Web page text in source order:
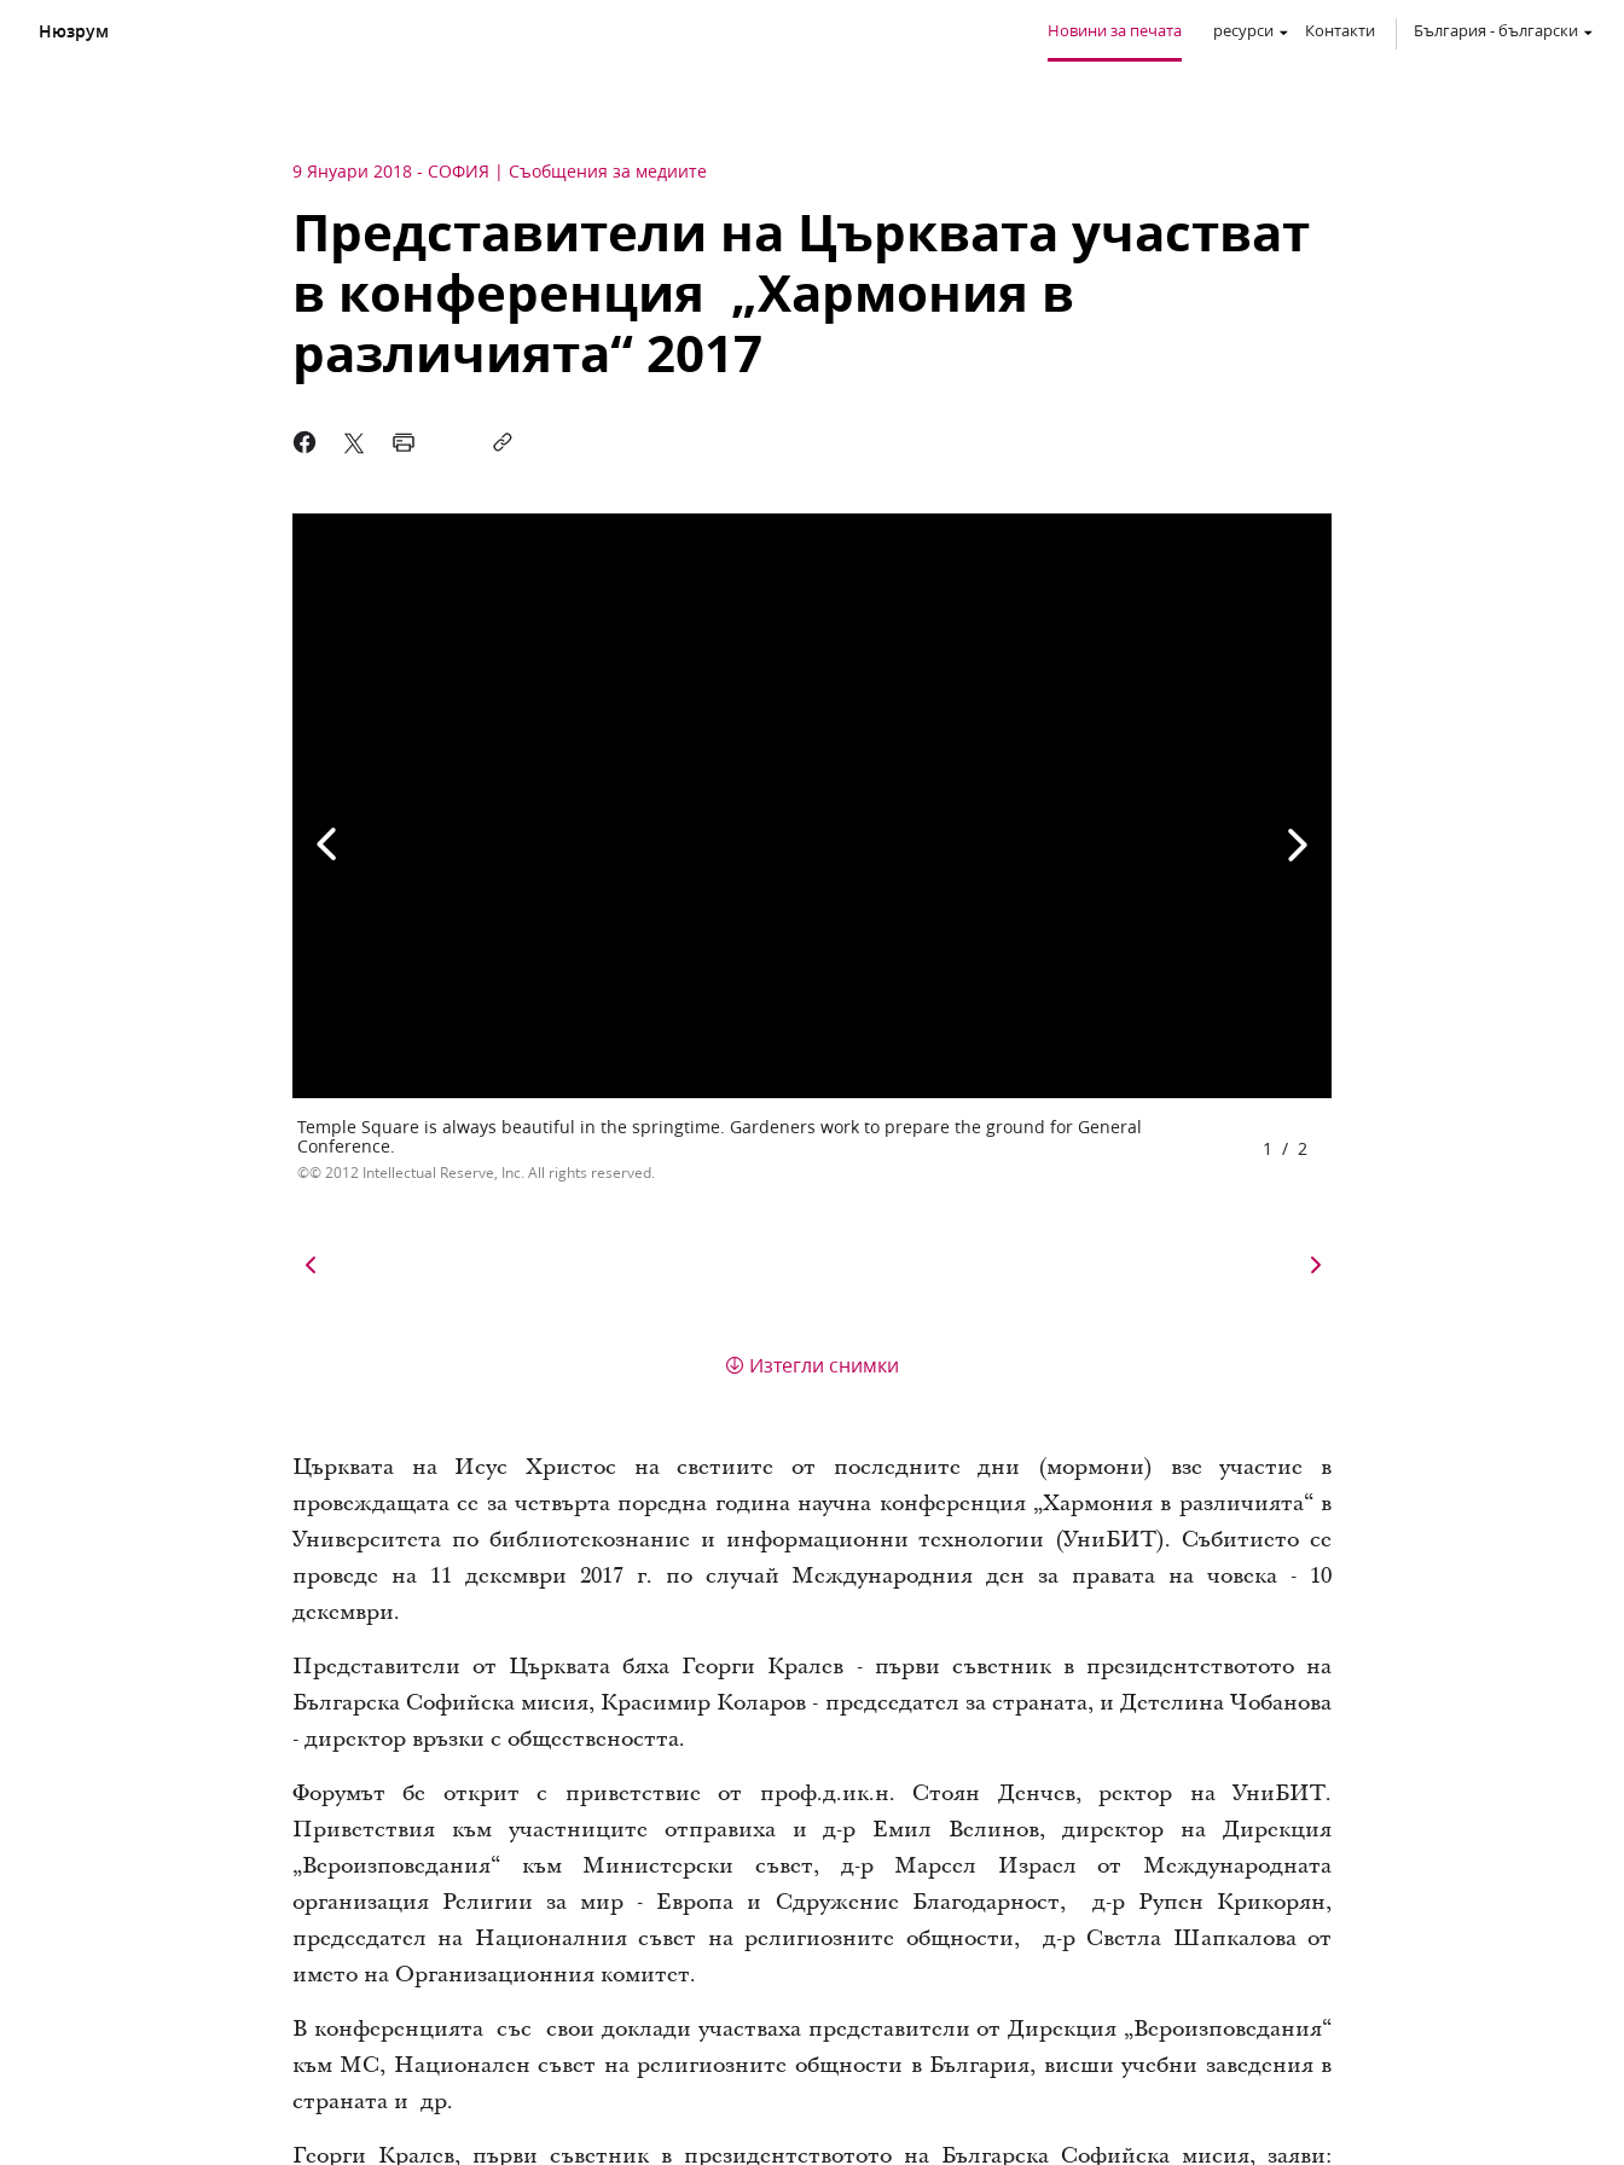
Нюзрум Новини за печата ресурси Контакти България -български
9 Януари 2018 - СОФИЯ Съобщения за медиите
Представители на Църквата участват
в конференция „Хармония в
различията“ 2017
Temple Square is always beautiful in the springtime. Gardeners work to prepare the ground for General
Conference.
© 2012 Intellectual Reserve, Inc. All rights reserved.
1 / 2
Изтегли снимки
Църквата на Исус Христос на светиите от последните дни (мормони) взе участие в
провеждащата се за четвърта поредна година научна конференция „Хармония в различията“ в
Университета по библиотекознание и информационни технологии (УниБИТ). Събитието се
проведе на 11 декември 2017 г. по случай Международния ден за правата на човека - 10
декември.
Представители от Църквата бяха Георги Кралев - първи съветник в президентствотото на
Българска Софийска мисия, Красимир Коларов - председател за страната, и Детелина Чобанова
- директор връзки с обществеността.
Форумът бе открит с приветствие от проф.д.ик.н. Стоян Денчев, ректор на УниБИТ.
Приветствия към участниците отправиха и д-р Емил Велинов, директор на Дирекция
„Вероизповедания“ към Министерски съвет, д-р Марсел Израел от Международната
организация Религии за мир - Европа и Сдружение Благодарност, д-р Рупен Крикорян,
председател на Националния съвет на религиозните общности, д-р Светла Шапкалова от
името на Организационния комитет.
В конференцията със свои доклади участваха представители от Дирекция „Вероизповедания“
към МС, Национален съвет на религиозните общности в България, висши учебни заведения в
страната и др.
Георги Кралев, първи съветник в президентствотото на Българска Софийска мисия, заяви: